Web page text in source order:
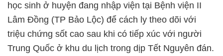
học sinh ở huyện đang nhập viện tại Bệnh viện II
Lâm Đồng (TP Bảo Lộc) để cách ly theo dõi với
triệu chứng sốt cao sau khi có tiếp xúc với người
Trung Quốc ở khu du lịch trong dịp Tết Nguyên đán.